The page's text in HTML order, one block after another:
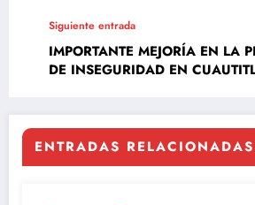
Siguiente entrada
IMPORTANTE MEJORÍA EN LA
DE INSEGURIDAD EN
ENTRADAS RELACIONADAS